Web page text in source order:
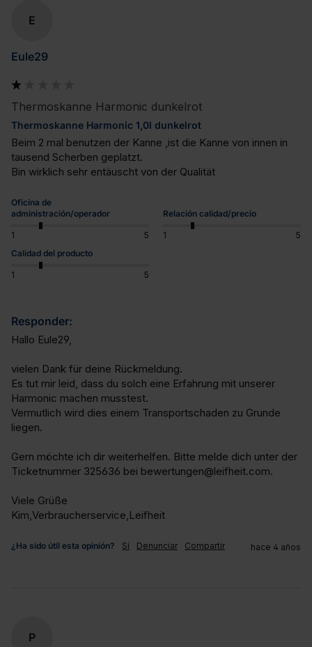
E
Eule29
Thermoskanne Harmonic dunkelrot
Thermoskanne Harmonic 1,0l dunkelrot
Beim 2 mal benutzen der Kanne ,ist die Kanne von innen in
tausend Scherben geplatzt.
Bin wirklich sehr entäuscht von der Qualität
Oficina de
administración/operador
1 5
Relación calidad/precio
1
5
Calidad del producto
1 5
Responder:
Hallo Eule29,
vielen Dank für deine Rückmeldung.
Es tut mir leid, dass du solch eine Erfahrung mit unserer
Harmonic machen musstest.
Vermutlich wird dies einem Transportschaden zu Grunde
liegen.
Gern möchte ich dir weiterhelfen. Bitte melde dich unter der
Ticketnummer 325636 bei bewertungen@leifheit.com.
Viele Grüße
Kim,Verbraucherservice,Leifheit
¿Ha sido útil esta opinión? Sí Denunciar Compartir hace 4 años
P